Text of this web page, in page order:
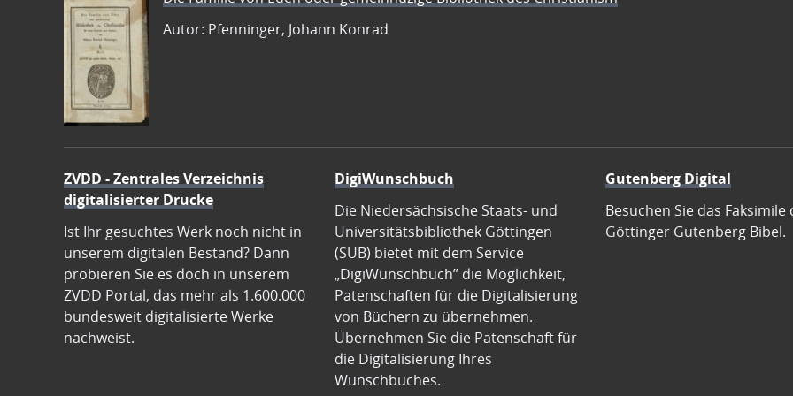
Autor: Pfenninger, Johann Konrad
ZVDD - Zentrales Verzeichnis
digitalisierter Drucke
Ist Ihr gesuchtes Werk noch nicht in
unserem digitalen Bestand? Dann
probieren Sie es doch in unserem
ZVDD Portal, das mehr als 1.600.000
bundesweit digitalisierte Werke
nachweist.
DigiWunschbuch
Die Niedersächsische Staats- und
Universitätsbibliothek Göttingen
(SUB) bietet mit dem Service
„DigiWunschbuch” die Möglichkeit,
Patenschaften für die Digitalisierung
von Büchern zu übernehmen.
Übernehmen Sie die Patenschaft für
die Digitalisierung Ihres
Wunschbuches.
Gutenberg Digital
Besuchen Sie das Faksimile
Göttinger Gutenberg Bibel.